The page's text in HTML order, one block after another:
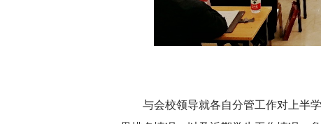
与会校领导就各自分管工作对上半
深切缅怀李政道先生